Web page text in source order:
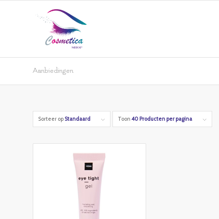
Aanbiedingen
Sorteer op Standaard Toon 40 Producten per pagina